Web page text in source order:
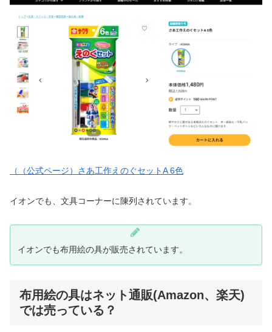
（（公式ページ）さあ工作えのぐセットA 6色
イオンでも、文具コーナーに陳列されています。
イオンでも布用絵の具が販売されています。
布用絵の具はネット通販(Amazon、楽天)
では売っている？